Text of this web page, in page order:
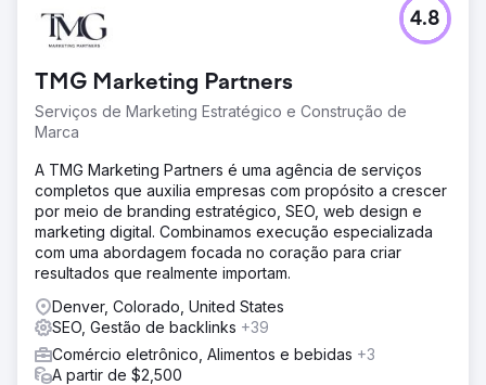
TMG Marketing Partners
Serviços de Marketing Estratégico e Construção de
Marca
4.8
A TMG Marketing Partners é uma agência de serviços
completos que auxilia empresas com propósito a crescer
por meio de branding estratégico, SEO, web design e
marketing digital. Combinamos execução especializada
com uma abordagem focada no coração para criar
resultados que realmente importam.
Denver, Colorado, United States
SEO, Gestão de backlinks +39
Comércio eletrônico, Alimentos e bebidas +3
A partir de $2,500